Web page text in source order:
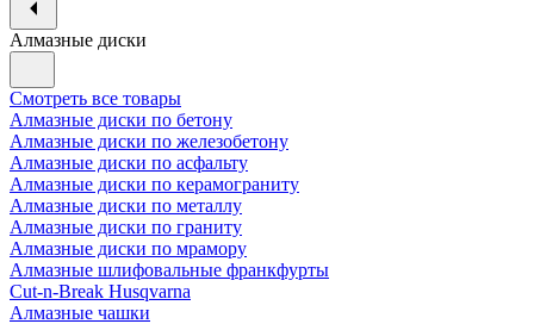
Алмазные диски
Смотреть все товары
Алмазные диски по бетону
Алмазные диски по железобетону
Алмазные диски по асфальту
Алмазные диски по керамограниту
Алмазные диски по металлу
Алмазные диски по граниту
Алмазные диски по мрамору
Алмазные шлифовальные франкфурты
Cut-n-Break Husqvarna
Алмазные чашки